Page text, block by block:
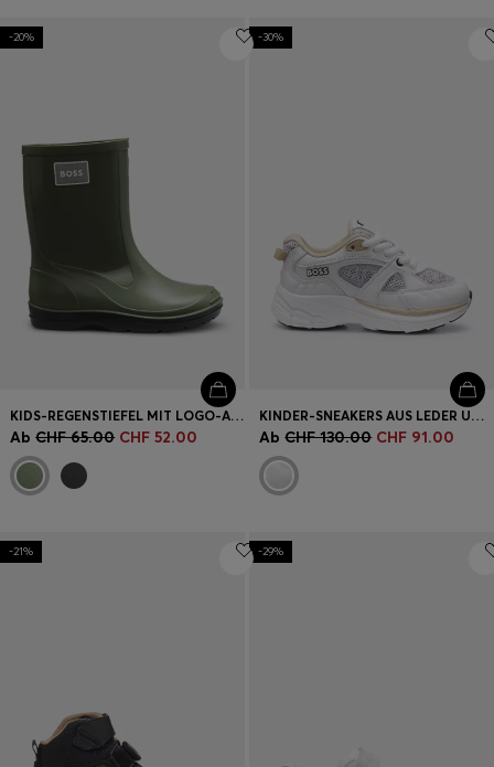
-20%
KIDS-REGENSTIEFEL MIT LOGO-AUFNÄHER AUS GUMMI
Ab CHF 65.00 CHF 52.00
-30%
KINDER-SNEAKERS AUS LEDER UND MESH
Ab CHF 130.00 CHF 91.00
-21% -29%